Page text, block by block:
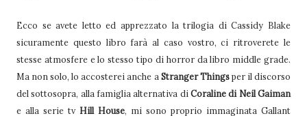
Ecco se avete letto ed apprezzato la trilogia di Cassidy Blake
sicuramente questo libro farà al caso vostro, ci ritroverete le
stesse atmosfere e lo stesso tipo di horror da libro middle grade.
Ma non solo, lo accosterei anche a Stranger Thingsper il discorso
del sottosopra, alla famiglia alternativa di Coraline di Neil Gaiman
e alla serie tv Hill House, mi sono proprio immaginata Gallant